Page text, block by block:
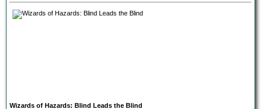
Wizards of Hazards: Blind Leads the Blind